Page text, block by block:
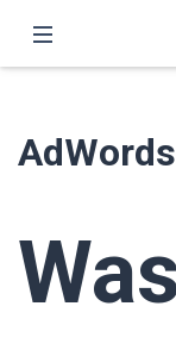
Funktionen
Partner
AdWords